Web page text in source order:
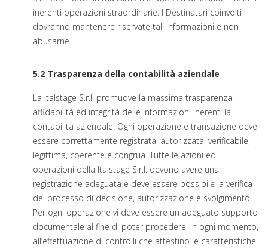
inerenti operazioni straordinarie. I Destinatari coinvolti
dovranno mantenere riservate tali informazioni e non
abusarne.
5.2 Trasparenza della contabilità aziendale
La Italstage S.r.l. promuove la massima trasparenza,
affidabilità ed integrità delle informazioni inerenti la
contabilità aziendale. Ogni operazione e transazione deve
essere correttamente registrata, autorizzata, verificabile,
legittima, coerente e congrua. Tutte le azioni ed
operazioni della Italstage S.r.l. devono avere una
registrazione adeguata e deve essere possibile la verifica
del processo di decisione, autorizzazione e svolgimento.
Per ogni operazione vi deve essere un adeguato supporto
documentale al fine di poter procedere, in ogni momento,
all’effettuazione di controlli che attestino le caratteristiche